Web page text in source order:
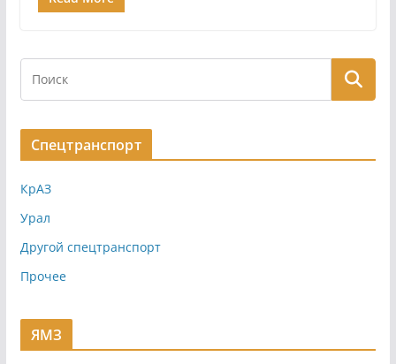
Спецтранспорт
КрАЗ
Урал
Другой спецтранспорт
Прочее
ЯМЗ